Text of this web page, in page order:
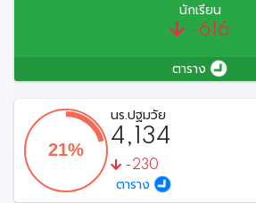
นักเรียน
-616
ตาราง
นร.ปฐมวัย
4,134
-230
ตาราง